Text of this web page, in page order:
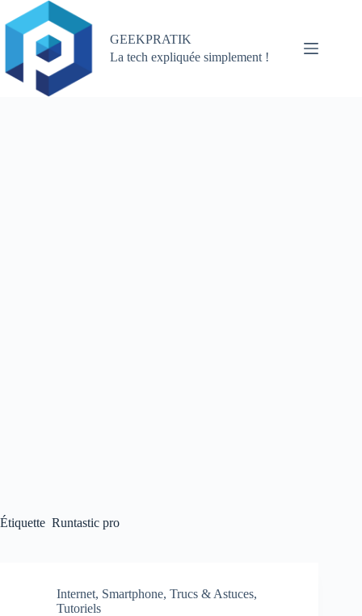
au
contenu
GEEKPRATIK
La tech expliquée simplement !
Étiquette Runtastic pro
Internet, Smartphone, Trucs & Astuces,
Tutoriels